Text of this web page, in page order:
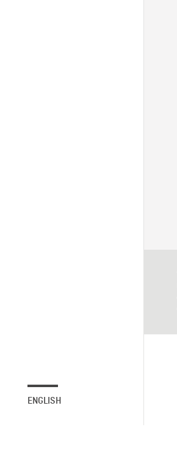
ENGLISH